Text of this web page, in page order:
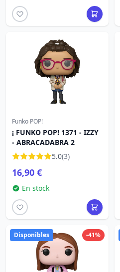
Funko POP!
¡ FUNKO POP! 1371 - IZZY
- ABRACADABRA 2
5.0(3)
16,90 €
En stock
-41%
Disponibles